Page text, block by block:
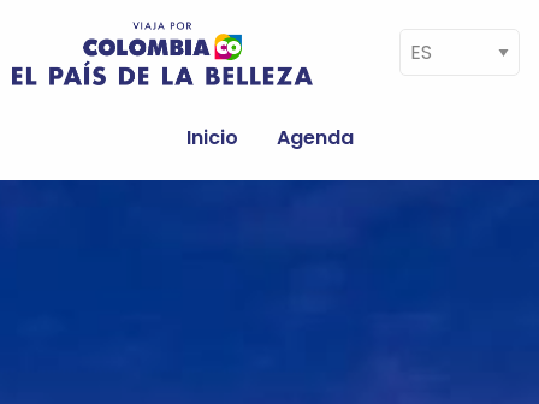
Inicio Agenda
Select your language